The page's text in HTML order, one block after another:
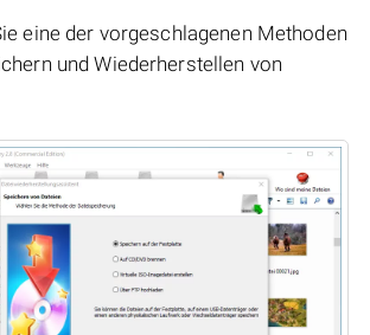
eine der vorgeschlagenen Methoden
und Wiederherstellen von